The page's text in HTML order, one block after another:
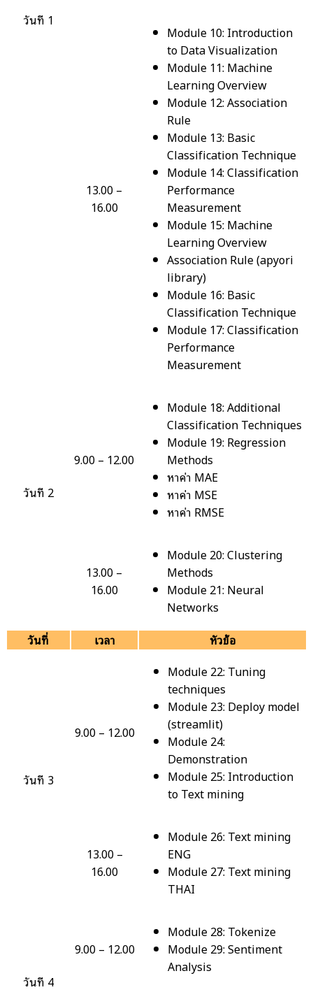
วันที่ 1
13.00 –
16.00
Module 10: Introduction
to Data Visualization
Module 11: Machine
Learning Overview
Module 12: Association
Rule
Module 13: Basic
Classification Technique
Module 14: Classification
Performance
Measurement
Module 15: Machine
Learning Overview
Association Rule (apyori
library)
Module 16: Basic
Classification Technique
Module 17: Classification
Performance
Measurement
วันที่ 2
9.00 – 12.00
Module 18: Additional
Classification Techniques
Module 19: Regression
Methods
หาค่า MAE
หาค่า MSE
หาค่า RMSE
13.00 –
16.00
Module 20: Clustering
Methods
Module 21: Neural
Networks
วันที่
เวลา หัวข้อ
วันที่ 3
9.00 – 12.00
Module 22: Tuning
techniques
Module 23: Deploy model
(streamlit)
Module 24:
Demonstration
Module 25: Introduction
to Text mining
13.00 –
16.00
Module 26: Text mining
ENG
Module 27: Text mining
THAI
วันที่ 4
9.00 – 12.00
Module 28: Tokenize
Module 29: Sentiment
Analysis